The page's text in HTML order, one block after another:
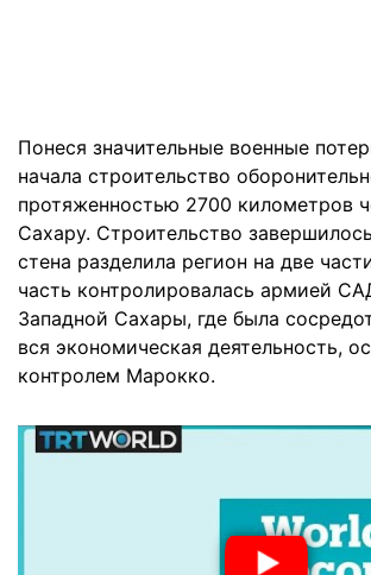
Понеся значительные военные
начала строительство
протяженностью 2700 километров
Сахару. Строительство
стена разделила регион на две
часть контролировалась армией
Западной Сахары, где была
вся экономическая деятельность,
контролем Марокко.